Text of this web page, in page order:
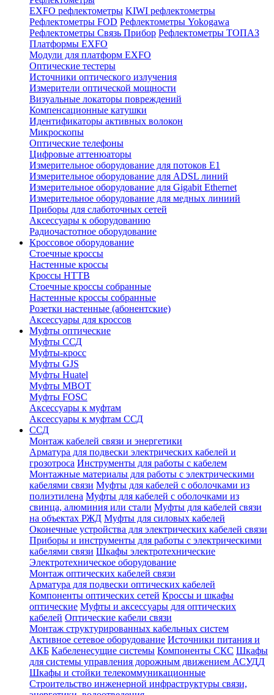
EXFO рефлектометры KIWI рефлектометры
Рефлектометры FOD Рефлектометры Yokogawa
Рефлектометры Связь Прибор Рефлектометры ТОПАЗ
Платформы EXFO
Модули для платформ EXFO
Оптические тестеры
Источники оптического излучения
Измерители оптической мощности
Визуальные локаторы повреждений
Компенсационные катушки
Идентификаторы активных волокон
Микроскопы
Оптические телефоны
Цифровые аттенюаторы
Измерительное оборудование для потоков Е1
Измерительное оборудование для ADSL линий
Измерительное оборудование для Gigabit Ethernet
Измерительное оборудование для медных линиий
Приборы для слаботочных сетей
Аксессуары к оборудованию
Радиочастотное оборудование
Кроссовое оборудование
Стоечные кроссы
Настенные кроссы
Кроссы HTTB
Стоечные кроссы собранные
Настенные кроссы собранные
Розетки настенные (абонентские)
Аксессуары для кроссов
Муфты оптические
Муфты ССД
Муфты-кросс
Муфты GJS
Муфты Huatel
Муфты МВОТ
Муфты FOSC
Аксессуары к муфтам
Аксессуары к муфтам ССД
ССД
Монтаж кабелей связи и энергетики
Арматура для подвески электрических кабелей и
грозотроса Инструменты для работы с кабелем
Монтажные материалы для работы с электрическими
кабелями связи Муфты для кабелей с оболочками из
полиэтилена Муфты для кабелей с оболочками из
свинца, алюминия или стали Муфты для кабелей связи
на объектах РЖД Муфты для силовых кабелей
Оконечные устройства для электрических кабелей связи
Приборы и инструменты для работы с электрическими
кабелями связи Шкафы электротехнические
Электротехническое оборудование
Монтаж оптических кабелей связи
Арматура для подвески оптических кабелей
Компоненты оптических сетей Кроссы и шкафы
оптические Муфты и аксессуары для оптических
кабелей Оптические кабели связи
Монтаж структурированных кабельных систем
Активное сетевое оборудование Источники питания и
АКБ Кабеленесущие системы Компоненты СКС Шкафы
для системы управления дорожным движением АСУДД
Шкафы и стойки телекоммуникационные
Строительство инженерной инфраструктуры связи,